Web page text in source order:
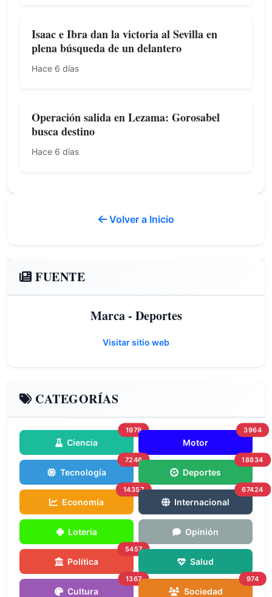
Isaac e Ibra dan la victoria al Sevilla en
plena búsqueda de un delantero
Hace 6 días
Operación salida en Lezama: Gorosabel
busca destino
Hace 6 días
Volver a Inicio
FUENTE
Marca - Deportes
Visitar sitio web
CATEGORÍAS
Ciencia
1979
Motor
3964
Tecnología
7246
Deportes
18834
Economía
14357
Internacional
67424
Loteria Opinión
Política
5457
Salud
Cultura
1367
Sociedad
974